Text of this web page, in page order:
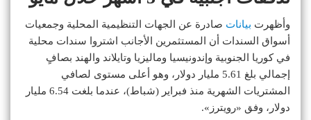
وأظهرت بيانات صادرة عن الجهات التنظيمية المحلية وجمعيات
أسواق السندات أن المستثمرين الأجانب اشتروا سندات محلية
في كوريا الجنوبية وإندونيسيا وماليزيا وتايلاند والهند بصافٍ
إجمالي بلغ 5.61 مليار دولار، وهو أعلى مستوى لصافي
المشتريات الشهرية منذ فبراير (شباط)، عندما بلغت 6.54 مليار
دولار، وفق «رويترز».